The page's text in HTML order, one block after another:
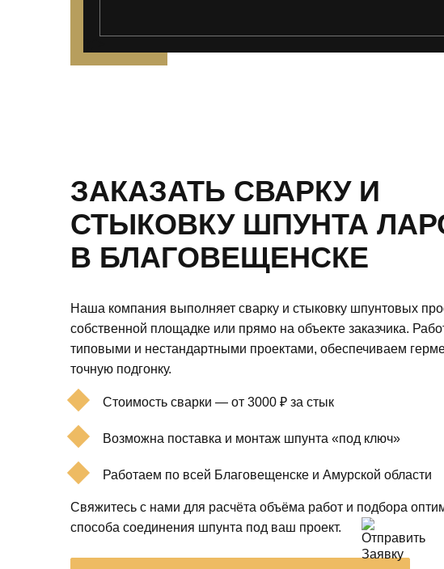
ЗАКАЗАТЬ СВАРКУ И
СТЫКОВКУ ШПУНТА
В БЛАГОВЕЩЕНСКЕ
Наша компания выполняет сварку и стыковку шпунтовых
собственной площадке или прямо на объекте заказчика.
типовыми и нестандартными проектами, обеспечиваем
точную подгонку.
Стоимость сварки — от 3000 ₽ за стык
Возможна поставка и монтаж шпунта «под ключ»
Работаем по всей Благовещенске и Амурской области
Свяжитесь с нами для расчёта объёма работ и подбора
способа соединения шпунта под ваш проект.